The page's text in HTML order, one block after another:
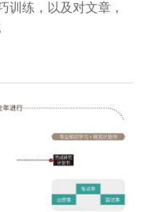
训练，以及对文章，